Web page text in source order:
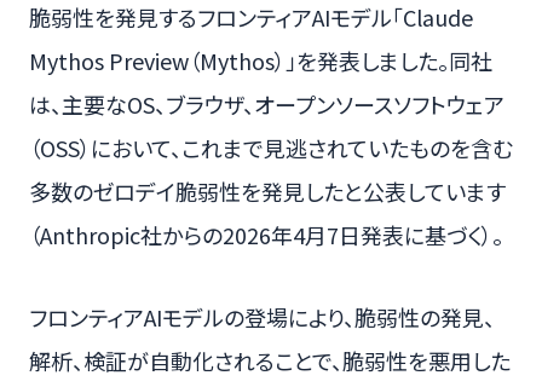
脆弱性を発見するフロンティアAIモデル「Claude
Mythos Preview（Mythos）」を発表しました。同社
は、主要なOS、ブラウザ、オープンソースソフトウェア
（OSS）において、これまで見逃されていたものを含む
多数のゼロデイ脆弱性を発見したと公表しています
（Anthropic社からの2026年4月7日発表に基づく）。
フロンティアAIモデルの登場により、脆弱性の発見、
解析、検証が自動化されることで、脆弱性を悪用した